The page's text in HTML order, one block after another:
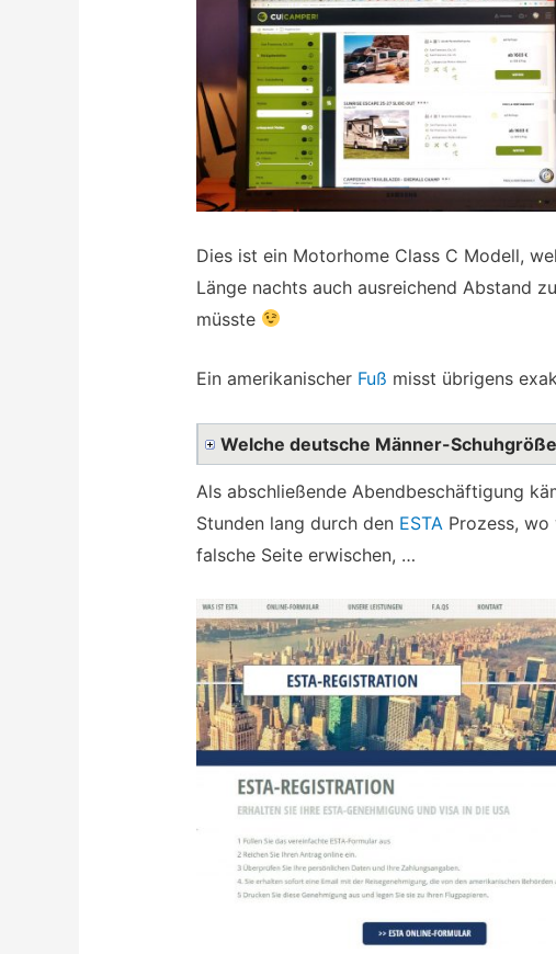
Dies ist ein Motorhome Class C Modell,
Länge nachts auch ausreichend Abstand
müsste
Ein amerikanischer Fuß misst übrigens
Welche deutsche Männer-
Als abschließende Abendbeschäftigung
Stunden lang durch den ESTA Prozess,
falsche Seite erwischen, …